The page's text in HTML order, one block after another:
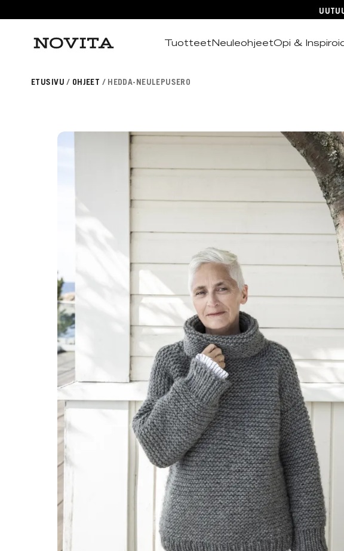
TuotteetNeuleohjeetOpi &
ETUSIVU OHJEET HEDDA-NEULEPUSERO